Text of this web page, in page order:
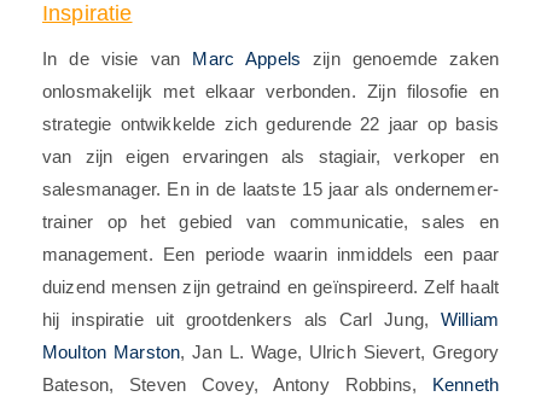
Inspiratie
In de visie van Marc Appels zijn genoemde zaken
onlosmakelijk met elkaar verbonden. Zijn filosofie en
strategie ontwikkelde zich gedurende 22 jaar op basis
van zijn eigen ervaringen als stagiair, verkoper en
salesmanager. En in de laatste 15 jaar als ondernemer-
trainer op het gebied van communicatie, sales en
management. Een periode waarin inmiddels een paar
duizend mensen zijn getraind en geïnspireerd. Zelf haalt
hij inspiratie uit grootdenkers als Carl Jung, William
Moulton Marston, Jan L. Wage, Ulrich Sievert, Gregory
Bateson, Steven Covey, Antony Robbins, Kenneth